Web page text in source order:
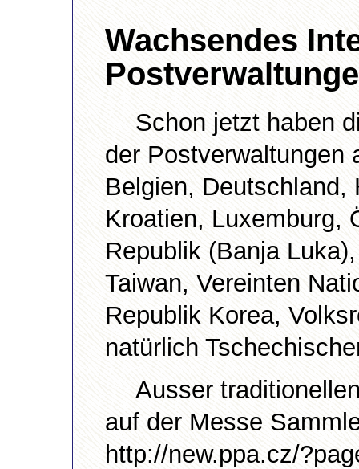
Wachsendes
Schon jetzt haben
der Postverwaltungen
Belgien, Deutschland,
Kroatien, Luxemburg,
Republik (Banja
Taiwan, Vereinten
Republik Korea,
natürlich
Ausser
auf der Messe
http://new.ppa.cz/